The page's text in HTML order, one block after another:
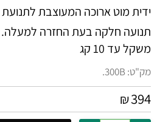
ידית מוט ארוכה המעוצבת
תנועה חלקה בעת החזרה למעלה.
משקל עד 10 קג
מק"ט:300B.
₪394